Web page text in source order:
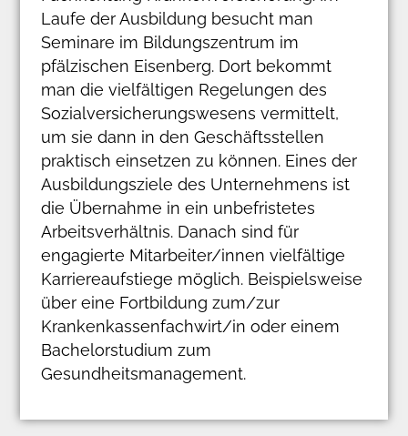
Laufe der Ausbildung besucht man
Seminare im Bildungszentrum im
pfälzischen Eisenberg. Dort bekommt
man die vielfältigen Regelungen des
Sozialversicherungswesens vermittelt,
um sie dann in den Geschäftsstellen
praktisch einsetzen zu können. Eines der
Ausbildungsziele des Unternehmens ist
die Übernahme in ein unbefristetes
Arbeitsverhältnis. Danach sind für
engagierte Mitarbeiter/innen vielfältige
Karriereaufstiege möglich. Beispielsweise
über eine Fortbildung zum/zur
Krankenkassenfachwirt/in oder einem
Bachelorstudium zum
Gesundheitsmanagement.